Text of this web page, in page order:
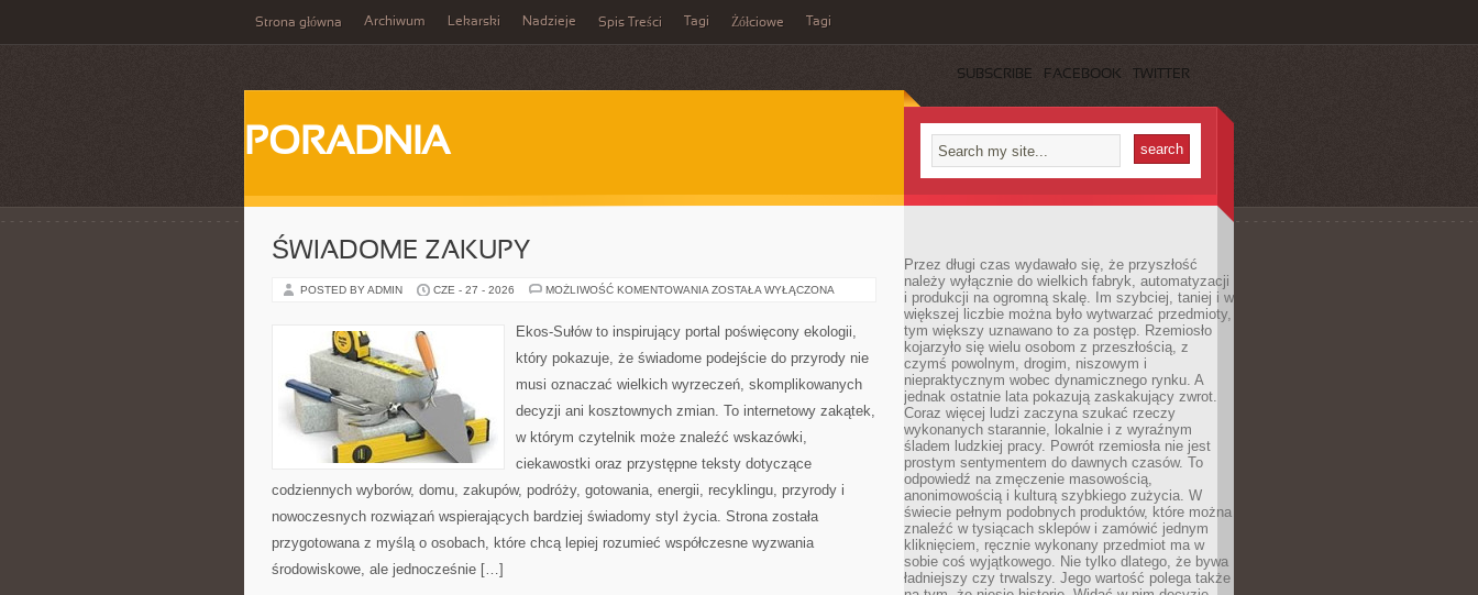
Strona główna Archiwum Lekarski Nadzieje Spis Treści Tagi Żółciowe Tagi
SUBSCRIBE FACEBOOK TWITTER
PORADNIA
ŚWIADOME ZAKUPY
POSTED BY ADMIN CZE - 27 - 2026 MOŻLIWOŚĆ KOMENTOWANIA ŚWIADOME
ZOSTAŁA WYŁĄCZONA
Ekos-Sułów to inspirujący portal poświęcony ekologii,
który pokazuje, że świadome podejście do przyrody nie
musi oznaczać wielkich wyrzeczeń, skomplikowanych
decyzji ani kosztownych zmian. To internetowy zakątek,
w którym czytelnik może znaleźć wskazówki,
ciekawostki oraz przystępne teksty dotyczące
codziennych wyborów, domu, zakupów, podróży, gotowania, energii, recyklingu, przyrody i
nowoczesnych rozwiązań wspierających bardziej świadomy styl życia. Strona została
przygotowana z myślą o osobach, które chcą lepiej rozumieć współczesne wyzwania
środowiskowe, ale jednocześnie […]
Przez długi czas wydawało się, że przyszłość
należy wyłącznie do wielkich fabryk, automatyzacji
i produkcji na ogromną skalę. Im szybciej, taniej i w
większej liczbie można było wytwarzać przedmioty,
tym większy uznawano to za postęp. Rzemiosło
kojarzyło się wielu osobom z przeszłością, z
czymś powolnym, drogim, niszowym i
niepraktycznym wobec dynamicznego rynku. A
jednak ostatnie lata pokazują zaskakujący zwrot.
Coraz więcej ludzi zaczyna szukać rzeczy
wykonanych starannie, lokalnie i z wyraźnym
śladem ludzkiej pracy. Powrót rzemiosła nie jest
prostym sentymentem do dawnych czasów. To
odpowiedź na zmęczenie masowością,
anonimowością i kulturą szybkiego zużycia. W
świecie pełnym podobnych produktów, które można
znaleźć w tysiącach sklepów i zamówić jednym
kliknięciem, ręcznie wykonany przedmiot ma w
sobie coś wyjątkowego. Nie tylko dlatego, że bywa
ładniejszy czy trwalszy. Jego wartość polega także